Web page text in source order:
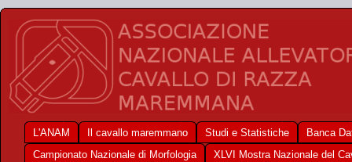
L'ANAM Il cavallo maremmano Studi e Statistiche
Banca
Campionato Nazionale di Morfologia
XLVI Mostra Nazionale del